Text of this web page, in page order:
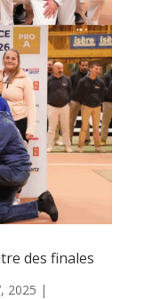
des finales
2025 |